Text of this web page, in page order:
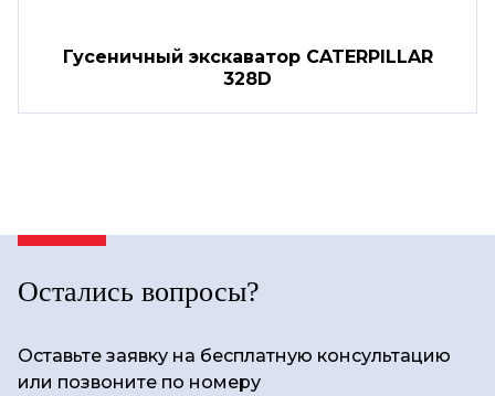
Гусеничный экскаватор CATERPILLAR
328D
Остались вопросы?
Оставьте заявку на бесплатную консультацию
или позвоните по номеру